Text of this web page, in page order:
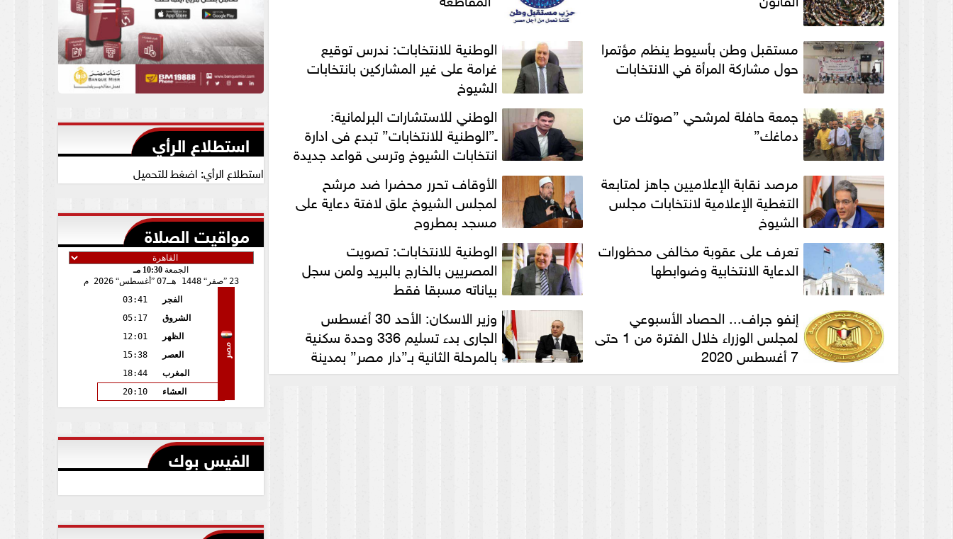
مستقبل وطن بأسيوط ينظم مؤتمرا
حول مشاركة المرأة في الانتخابات
الوطنية للانتخابات: ندرس توقيع
غرامة على غير المشاركين بانتخابات
الشيوخ
جمعة حافلة لمرشحي ”صوتك من
دماغك”
الوطني للاستشارات البرلمانية:
ـ”الوطنية للانتخابات” تبدع فى ادارة
انتخابات الشيوخ وترسي قواعد جديدة
لادارة الانتخابات مرصد نقابة الإعلاميين جاهز لمتابعة
التغطية الإعلامية لانتخابات مجلس
الشيوخ
الأوقاف تحرر محضرا ضد مرشح
لمجلس الشيوخ علق لافتة دعاية على
مسجد بمطروح
تعرف على عقوبة مخالفى محظورات
الدعاية الانتخابية وضوابطها
الوطنية للانتخابات: تصويت
المصريين بالخارج بالبريد ولمن سجل
بياناته مسبقا فقط
إنفو جراف... الحصاد الأسبوعي
لمجلس الوزراء خلال الفترة من 1 حتى
7 أغسطس 2020
وزير الاسكان: الأحد 30 أغسطس
الجارى بدء تسليم 336 وحدة سكنية
بالمرحلة الثانية بـ”دار مصر” بمدينة
العبور
استطلاع الرأي
استطلاع الرأي: اضغط للتحميل
مواقيت الصلاة
الجمعة 10:30 مـ
23
صفر 1448 هـ 07 أغسطس 2026 م
مصر
الفجر
03:41
الشروق
05:17
الظهر
12:01
العصر
15:38
المغرب
18:44
العشاء
20:10
الفيس بوك